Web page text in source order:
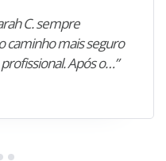
C. sempre
caminho mais seguro
Após o…”